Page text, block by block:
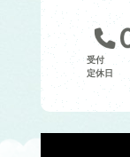
受付
定休日